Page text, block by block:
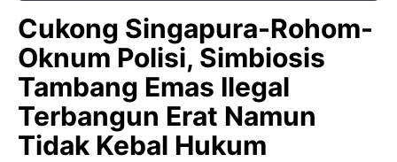
Cukong Singapura-Rohom-
Oknum Polisi, Simbiosis
Tambang Emas Ilegal
Terbangun Erat Namun
Tidak Kebal Hukum